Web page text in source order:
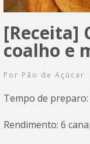
[Receita]
coalho e
Por Pão de Açúcar
Tempo de
Rendimento: 6